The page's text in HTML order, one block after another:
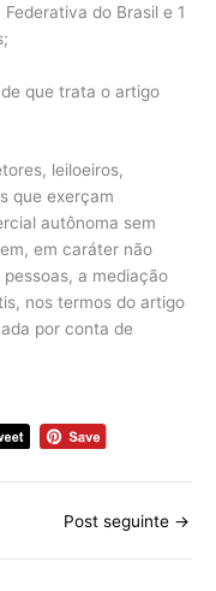
do Brasil e 1
que trata o artigo
leiloeiros,
que exerçam
autônoma sem
em caráter não
a mediação
nos termos do artigo
por conta de
Post seguinte →